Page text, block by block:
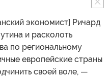
экономист] Ричард
и расколоть
по региональному
европейские страны
своей воле, —